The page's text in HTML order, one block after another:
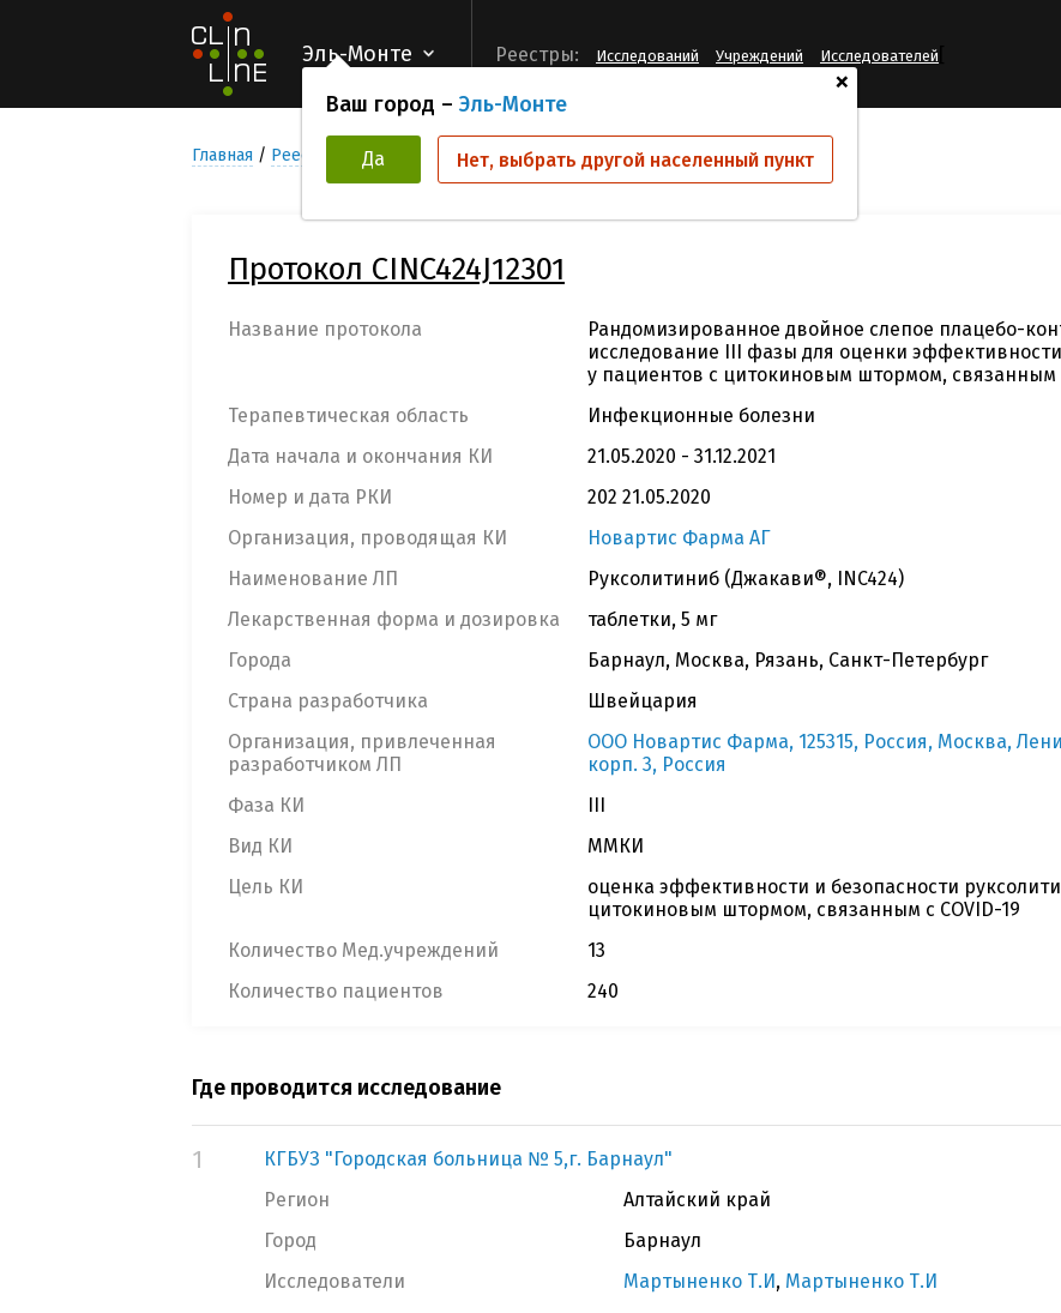
Эль-Монте
+
Ваш город – Эль-Монте
Да Нет, выбрать другой населенный пункт
Реестры: Исследований Учреждений Исследователей
Главная Реестр Клинических исследований CINC424J12301
Протокол CINC424J12301
Название протокола
Рандомизированное двойное слепое плацебо-
исследование III фазы для оценки
у пациентов с цитокиновым штормом, связанным с
Терапевтическая область
Инфекционные болезни
Дата начала и окончания КИ
21.05.2020 - 31.12.2021
Номер и дата РКИ
202 21.05.2020
Организация, проводящая КИ
Новартис Фарма АГ
Наименование ЛП
Руксолитиниб (Джакави®, INC424)
Лекарственная форма и дозировка
таблетки, 5 мг
Города
Барнаул, Москва, Рязань, Санкт-Петербург
Страна разработчика
Швейцария
Организация, привлеченная
разработчиком ЛП
OOO Новартис Фарма, 125315, Россия, Москва,
корп. 3, Россия
Фаза КИ
III
Вид КИ
ММКИ
Цель КИ
оценка эффективности и безопасности
цитокиновым штормом, связанным с COVID-19
Количество Мед.учреждений
13
Количество пациентов
240
Где проводится исследование
1
КГБУЗ "Городская больница № 5,г. Барнаул"
Регион
Алтайский край
Город
Барнаул
Исследователи
Мартыненко Т.И, Мартыненко Т.И